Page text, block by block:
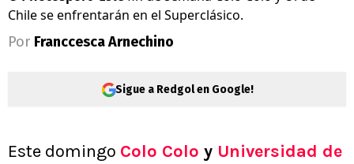
Chile se enfrentarán en el Superclásico.
Por Franccesca Arnechino
Sigue a Redgol en Google!
Este domingo Colo Colo y Universidad de